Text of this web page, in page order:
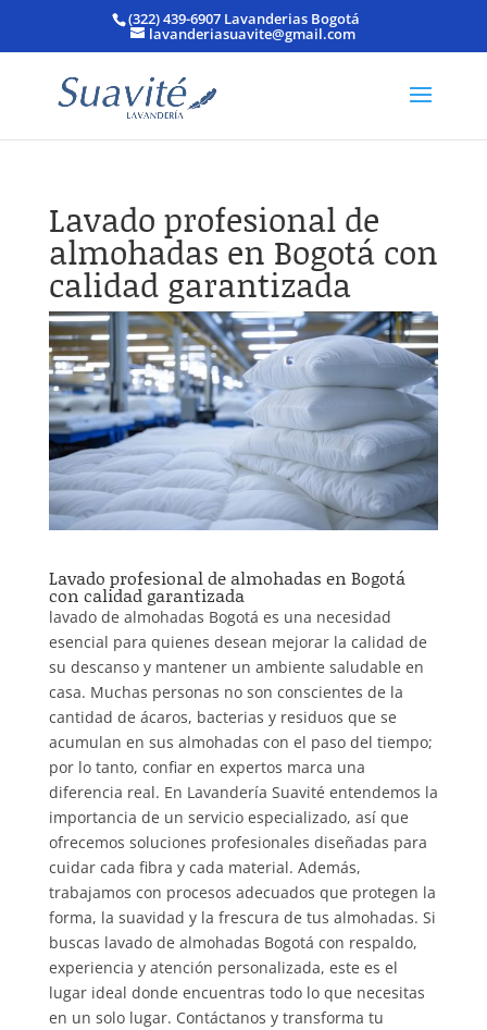
(322) 439-6907 Lavanderias Bogotá
lavanderiasuavite@gmail.com
Lavado profesional de
almohadas en Bogotá con
calidad garantizada
Lavado profesional de almohadas en Bogotá
con calidad garantizada
lavado de almohadas Bogotá es una necesidad
esencial para quienes desean mejorar la calidad de
su descanso y mantener un ambiente saludable en
casa. Muchas personas no son conscientes de la
cantidad de ácaros, bacterias y residuos que se
acumulan en sus almohadas con el paso del tiempo;
por lo tanto, confiar en expertos marca una
diferencia real. En Lavandería Suavité entendemos la
importancia de un servicio especializado, así que
ofrecemos soluciones profesionales diseñadas para
cuidar cada fibra y cada material. Además,
trabajamos con procesos adecuados que protegen la
forma, la suavidad y la frescura de tus almohadas. Si
buscas lavado de almohadas Bogotá con respaldo,
experiencia y atención personalizada, este es el
lugar ideal donde encuentras todo lo que necesitas
en un solo lugar. Contáctanos y transforma tu